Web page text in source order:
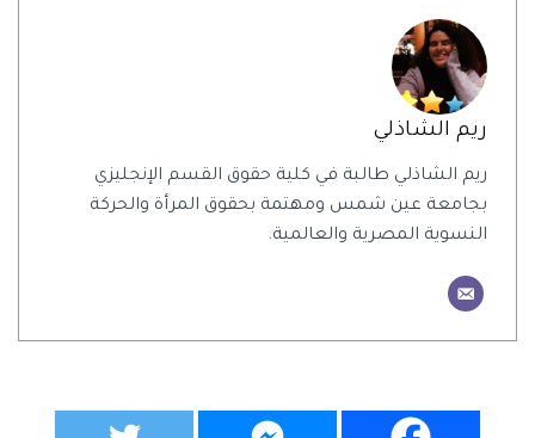
ريم الشاذلي
ريم الشاذلي طالبة في كلية حقوق القسم الإنجليزي
بجامعة عين شمس ومهتمة بحقوق المرأة والحركة
النسوية المصرية والعالمية.